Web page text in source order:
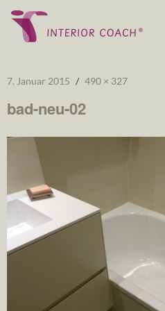
7. Januar 2015 490 × 327
bad-neu-02